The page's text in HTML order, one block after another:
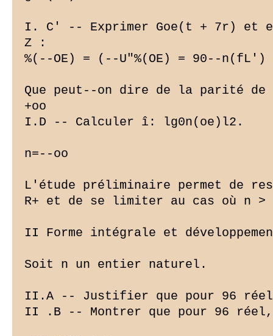
I. C' -- Exprimer Goe(t + 7r) et
Z :
%(--OE) = (--U"%(OE) = 90--n(fL')
Que peut--on dire de la parité de
+oo
I.D -- Calculer î: lg0n(oe)l2.
n=--oo
L'étude préliminaire permet de
R+ et de se limiter au cas où n >
II Forme intégrale et
Soit n un entier naturel.
II.A -- Justifier que pour 96
II .B -- Montrer que pour 96 réel,